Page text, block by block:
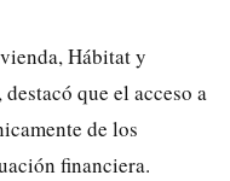
Hábitat y
que el acceso a
de los
financiera.